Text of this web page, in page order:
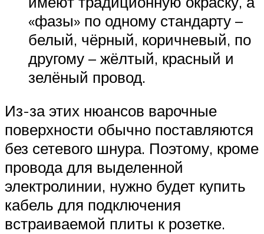
«фазы» по одному стандарту –
белый, чёрный, коричневый, по
другому – жёлтый, красный и
зелёный провод.
Из-за этих нюансов варочные
поверхности обычно поставляются
без сетевого шнура. Поэтому, кроме
провода для выделенной
электролинии, нужно будет купить
кабель для подключения
встраиваемой плиты к розетке.